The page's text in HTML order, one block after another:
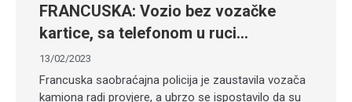
FRANCUSKA: Vozio bez vozačke
kartice, sa telefonom u ruci…
13/02/2023
Francuska saobraćajna policija je zaustavila vozača
kamiona radi provjere, a ubrzo se ispostavilo da su